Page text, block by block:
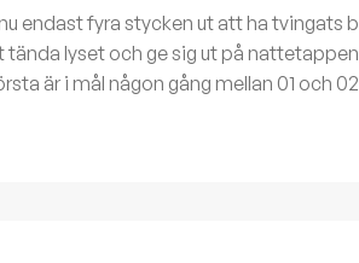
endast fyra stycken ut att ha tvingats
lyset och ge sig ut på
är i mål någon gång mellan 01 och